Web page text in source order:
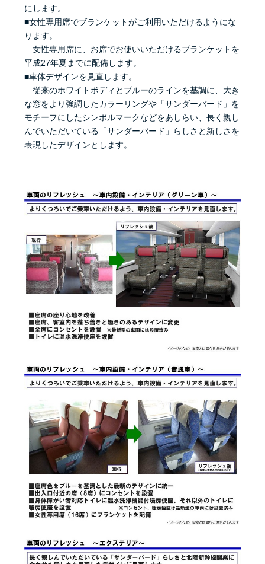
にします。
■女性専用席でブランケットがご利用いただけるようにな
ります。
女性専用席に、お席でお使いいただけるブランケットを
平成27年夏までに配備します。
■車体デザインを見直します。
従来のホワイトボディとブルーのラインを基調に、大き
な窓をより強調したカラーリングや「サンダーバード」を
モチーフにしたシンボルマークなどをあしらい、長く親し
んでいただいている「サンダーバード」らしさと新しさを
表現したデザインとします。